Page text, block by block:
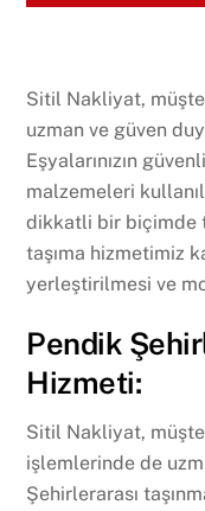
Sitil Nakliyat,
uzman ve güven
Eşyalarınızın
malzemeleri
dikkatli bir biçimde
taşıma hizmetimiz
yerleştirilmesi ve
Pendik
Hizmeti:
Sitil Nakliyat,
işlemlerinde de
Şehirlerarası